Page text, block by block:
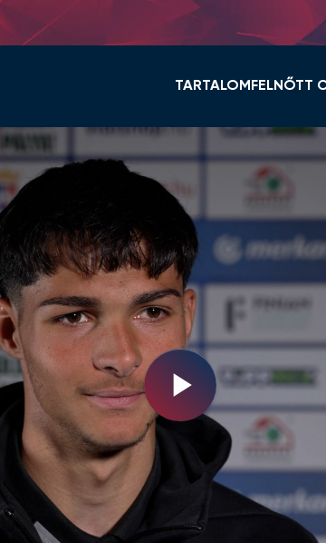
TARTALOM
ÖSSZEFOGLALÓK
FELNŐTT
MENETREND
NŐI NB I
Play
Video